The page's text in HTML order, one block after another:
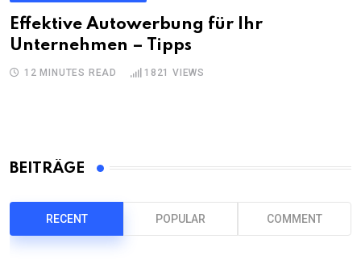
Effektive Autowerbung für Ihr
Unternehmen – Tipps
12 MINUTES READ 1821 VIEWS
BEITRÄGE
RECENT POPULAR COMMENT